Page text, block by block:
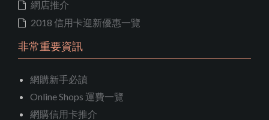
網店推介
2018 信用卡迎新優惠一覽
非常重要資訊
網購新手必讀
Online Shops 運費一覽
網購信用卡推介